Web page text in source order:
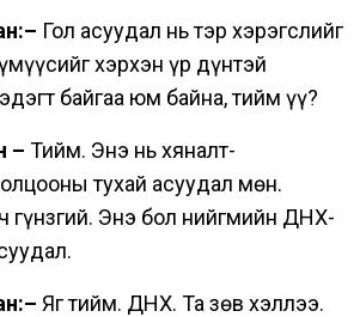
Гол асуудал нь тэр хэрэгслийг
хэрхэн үр дүнтэй
байгаа юм байна, тийм үү?
– Тийм. Энэ нь хяналт-
тухай асуудал мөн.
гүнзгий. Энэ бол нийгмийн ДНХ-
Яг тийм. ДНХ. Та зөв хэллээ.